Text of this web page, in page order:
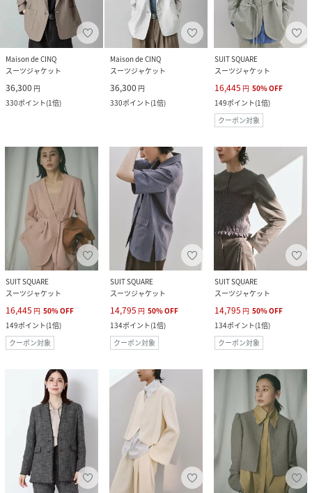
Maison de CINQ
スーツジャケット
36,300 円
330ポイント(1倍)
Maison de CINQ
スーツジャケット
36,300 円
330ポイント(1倍)
SUIT SQUARE
スーツジャケット
16,445 円 50%OFF
149ポイント(1倍)
クーポン対象
SUIT SQUARE
スーツジャケット
16,445 円 50%OFF
149ポイント(1倍)
クーポン対象
SUIT SQUARE
スーツジャケット
14,795 円 50%OFF
134ポイント(1倍)
クーポン対象
SUIT SQUARE
スーツジャケット
14,795 円 50%OFF
134ポイント(1倍)
クーポン対象